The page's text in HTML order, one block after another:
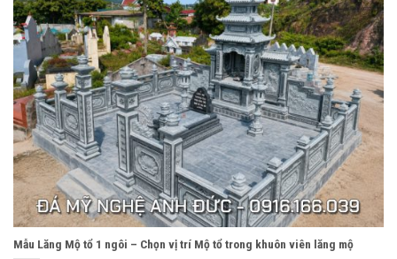
Mẫu Lăng Mộ tổ 1 ngôi – Chọn vị trí Mộ tổ trong khuôn viên lăng mộ